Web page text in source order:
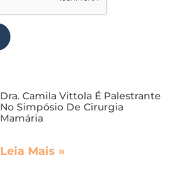
Dra. Camila Vittola É Palestrante
No Simpósio De Cirurgia
Mamária
Leia Mais »